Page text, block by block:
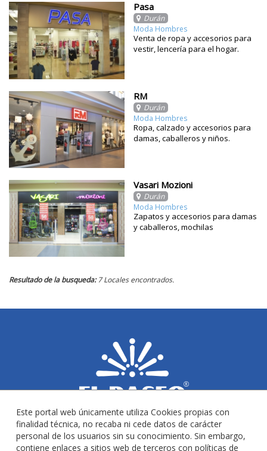
Pasa
Durán
Moda Hombres
Venta de ropa y accesorios para
vestir, lencería para el hogar.
RM
Durán
Moda Hombres
Ropa, calzado y accesorios para
damas, caballeros y niños.
Vasari Mozioni
Durán
Moda Hombres
Zapatos y accesorios para damas
y caballeros, mochilas
Resultado de la busqueda:7 Locales encontrados.
Este portal web únicamente utiliza Cookies propias con
finalidad técnica, no recaba ni cede datos de carácter
personal de los usuarios sin su conocimiento. Sin embargo,
contiene enlaces a sitios web de terceros con políticas de